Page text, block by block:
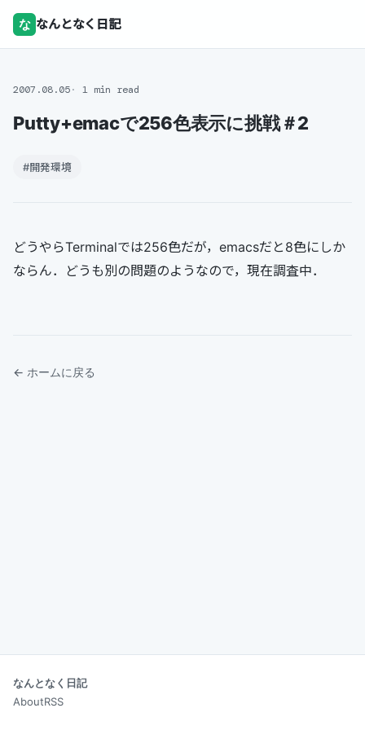
な なんとなく日記
2007.08.05 1 min read
Putty+emacで256色表示に挑戦＃2
#開発環境
どうやらTerminalでは256色だが，emacsだと8色にしか
ならん．どうも別の問題のようなので，現在調査中．
← ホームに戻る
なんとなく日記
AboutRSS